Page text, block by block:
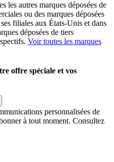
les autres marques déposées de
ou des marques déposées
filiales aux États-Unis et dans
déposées de tiers
Voir toutes les marques
offre spéciale et vos
personnalisées de
à tout moment. Consultez